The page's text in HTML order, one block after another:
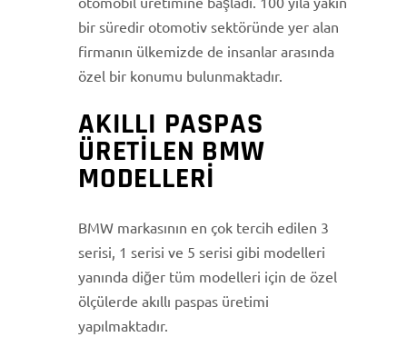
bir süredir otomotiv sektöründe yer alan
firmanın ülkemizde de insanlar arasında
özel bir konumu bulunmaktadır.
AKILLI PASPAS
ÜRETILEN BMW
MODELLERI
BMW markasının en çok tercih edilen 3
serisi, 1 serisi ve 5 serisi gibi modelleri
yanında diğer tüm modelleri için de özel
ölçülerde akıllı paspas üretimi
yapılmaktadır.